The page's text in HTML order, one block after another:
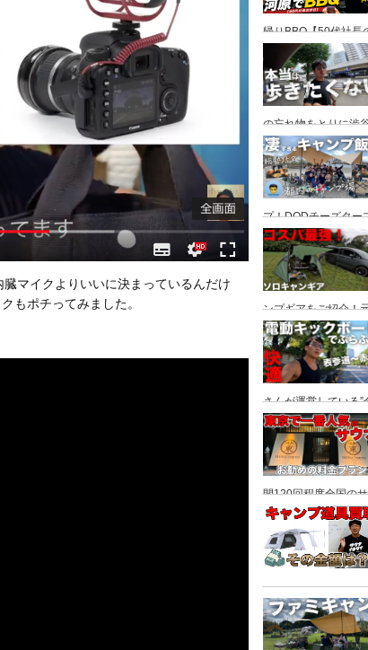
マイクよりいいに決まっているんだけ
もポチってみました。
帰りBBQ【50代社長
ャンプ初心者さんは
イキャンプがおすす
の忘れ物をとりに渋
グ→ ランチはカレー
番屋へ
プ！DODチーズター
都内のキャンプ場”
ューランド”
ンプギアをご紹介！
ンプ飯も堪能。今回
プ場で雨キャンプで
さんが運営している”
設へ行ってきました
間120回程度全国の